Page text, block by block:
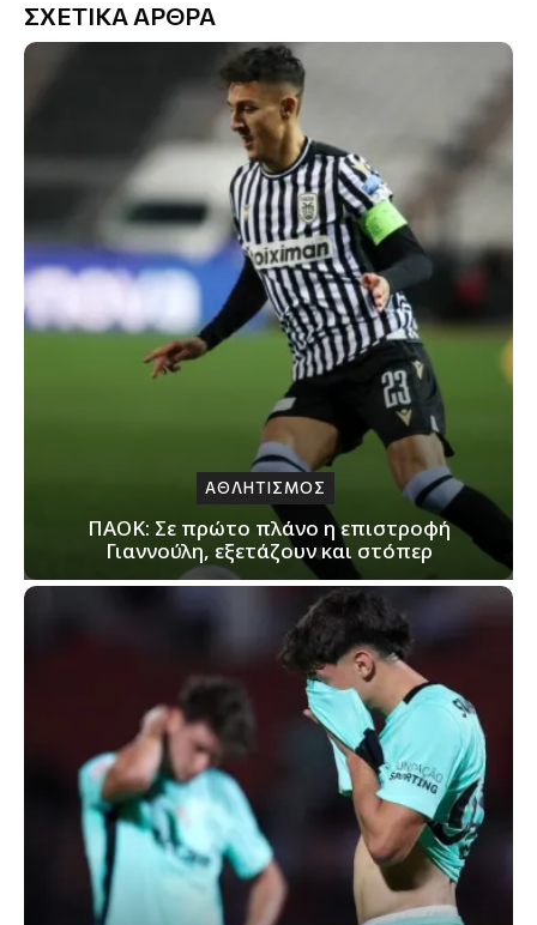
ΣΧΕΤΙΚΑ ΑΡΘΡΑ
ΑΘΛΗΤΙΣΜΟΣ
ΠΑΟΚ: Σε πρώτο πλάνο η επιστροφή
Γιαννούλη, εξετάζουν και στόπερ